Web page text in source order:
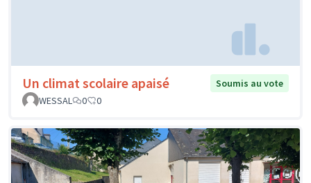
Un climat scolaire apaisé
Soumis au vote
WESSAL
0 0